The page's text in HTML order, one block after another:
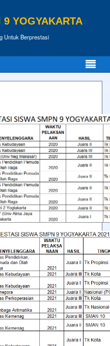
9 YOGYAKARTA
Untuk Berprestasi